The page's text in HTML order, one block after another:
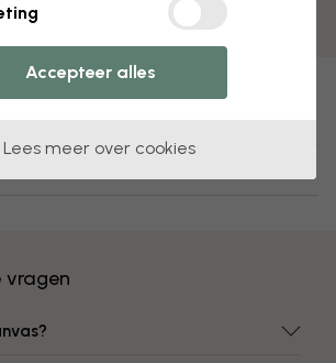
niet
vragen
Accepteer alles
Lees meer over cookies